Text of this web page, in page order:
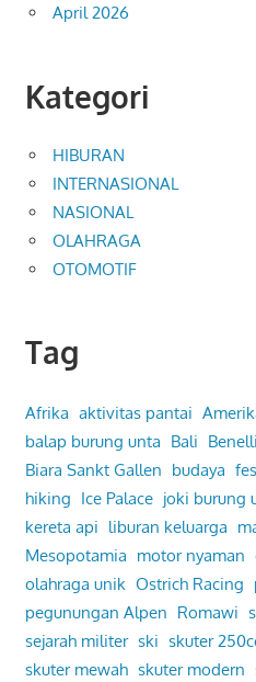
April 2026
Kategori
HIBURAN
INTERNASIONAL
NASIONAL
OLAHRAGA
OTOMOTIF
Tag
Afrika aktivitas pantai
balap burung unta Bali
Biara Sankt Gallen budaya
hiking Ice Palace joki burung
kereta api liburan keluarga
Mesopotamia motor nyaman
olahraga unik Ostrich Racing
pegunungan Alpen Romawi
sejarah militer ski skuter
skuter mewah skuter modern